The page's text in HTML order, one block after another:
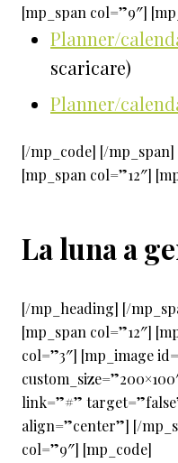
[mp_span col=”9″]
Planner/
scaricare)
Planner/
[/mp_code] [/
[mp_span col=”12″]
La luna a
[/mp_heading] [/
[mp_span col=”12″]
col=”3″] [mp_image
link=”#”
align=”center”] [/
col=”9″] [mp_code]